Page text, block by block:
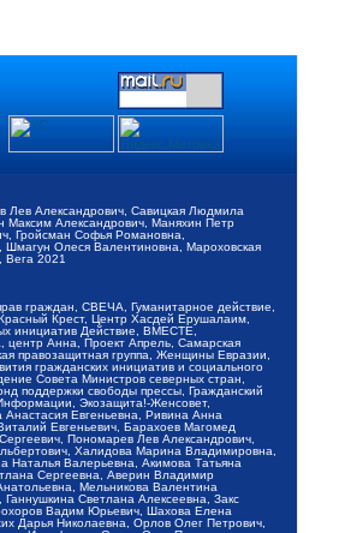
Лев Александрович, Савицкая Людмила
Максим Александрович, Маняхин Петр
Гройсман Софья Романовна,
Шмагун Олеся Валентиновна, Мароховская
Вега 2021
граждан, СВЕЧА, Гуманитарное действие,
Крест, Центр Хасдей Ерушалаим,
инициатив Действие, ВМЕСТЕ,
центр Анна, Проект Апрель, Самарская
правозащитная группа, Женщины Евразии,
гражданских инициатив и социального
Совета Министров северных стран,
поддержки свободы прессы, Гражданский
Экозащита!-Женсовет,
Евгеньевна, Ривина Анна
Евгеньевич, Барахоев Магомед
Пономарев Лев Александрович,
Халидова Марина Владимировна,
Наталья Валерьевна, Акимова Татьяна
Сергеевна, Аверин Владимир
Мельникова Валентина
Светлана Алексеевна, Закс
Вадим Юрьевич, Шахова Елена
Дарья Николаевна, Орлов Олег Петрович,